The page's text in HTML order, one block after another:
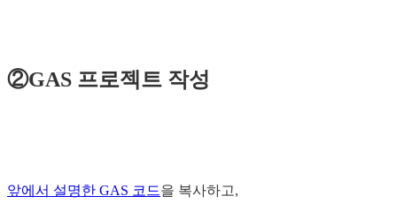
②GAS 프로젝트 작성
앞에서 설명한 GAS 코드을 복사하고,